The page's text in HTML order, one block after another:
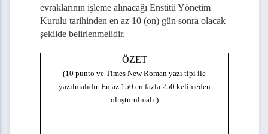
evraklarının işleme alınacağı Enstitü Yönetim
Kurulu tarihinden en az 10 (on) gün sonra olacak
şekilde belirlenmelidir.
ÖZET
(10 punto ve Times New Roman yazı tipi ile
yazılmalıdır. En az 150 en fazla 250 kelimeden
oluşturulmalı.)